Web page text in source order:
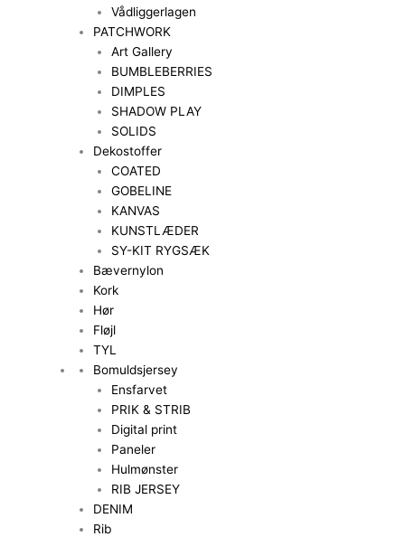
Vådliggerlagen
PATCHWORK
Art Gallery
BUMBLEBERRIES
DIMPLES
SHADOW PLAY
SOLIDS
Dekostoffer
COATED
GOBELINE
KANVAS
KUNSTLÆDER
SY-KIT RYGSÆK
Bævernylon
Kork
Hør
Fløjl
TYL
Bomuldsjersey
Ensfarvet
PRIK & STRIB
Digital print
Paneler
Hulmønster
RIB JERSEY
DENIM
Rib